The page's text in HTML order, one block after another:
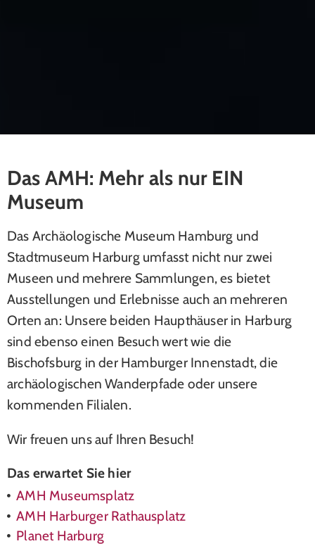
Das AMH: Mehr als nur EIN
Museum
Das Archäologische Museum Hamburg und
Stadtmuseum Harburg umfasst nicht nur zwei
Museen und mehrere Sammlungen, es bietet
Ausstellungen und Erlebnisse auch an mehreren
Orten an: Unsere beiden Haupthäuser in Harburg
sind ebenso einen Besuch wert wie die
Bischofsburg in der Hamburger Innenstadt, die
archäologischen Wanderpfade oder unsere
kommenden Filialen.
Wir freuen uns auf Ihren Besuch!
Das erwartet Sie hier
AMH Museumsplatz​
AMH Harburger Rathausplatz
Planet Harburg